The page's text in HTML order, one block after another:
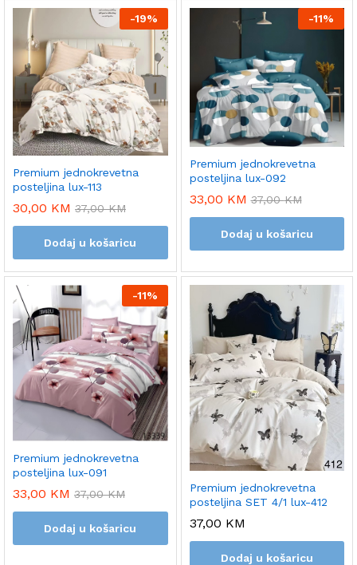
-19%
Premium jednokrevetna
posteljina lux-113
30,00 KM 37,00KM
Dodaj u košaricu
-11%
Premium jednokrevetna
posteljina lux-092
33,00 KM 37,00KM
Dodaj u košaricu
-11%
Premium jednokrevetna
posteljina lux-091
33,00 KM 37,00KM
Dodaj u košaricu
Premium jednokrevetna
posteljina SET 4/1 lux-412
37,00 KM
Dodaj u košaricu